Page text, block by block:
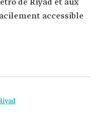
de Riyad et aux
accessible